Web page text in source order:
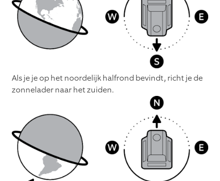
Als je je op het noordelijk halfrond bevindt, richt je de
zonnelader naar het zuiden.